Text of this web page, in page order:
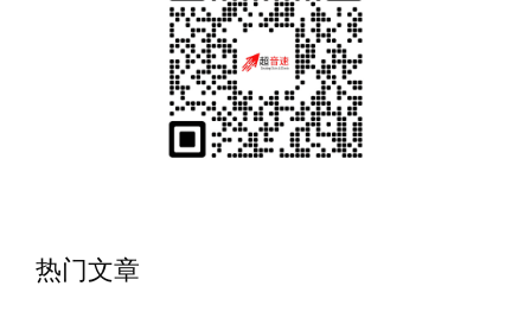
热门文章